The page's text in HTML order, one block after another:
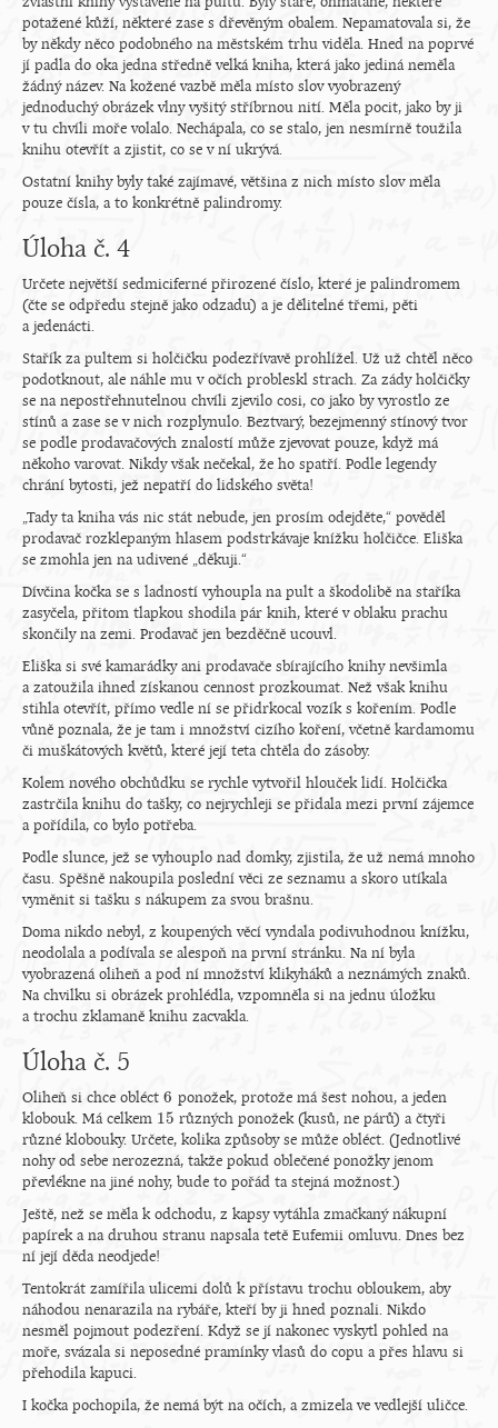
potažené kůží, některé zase s dřevěným obalem. Nepamatovala si, že
by někdy něco podobného na městském trhu viděla. Hned na poprvé
jí padla do oka jedna středně velká kniha, která jako jediná neměla
žádný název. Na kožené vazbě měla místo slov vyobrazený
jednoduchý obrázek vlny vyšitý stříbrnou nití. Měla pocit, jako by ji
v tu chvíli moře volalo. Nechápala, co se stalo, jen nesmírně toužila
knihu otevřít a zjistit, co se v ní ukrývá.
Ostatní knihy byly také zajímavé, většina z nich místo slov měla
pouze čísla, a to konkrétně palindromy.
Úloha č. 4
Určete největší sedmiciferné přirozené číslo, které je palindromem
(čte se odpředu stejně jako odzadu) a je dělitelné třemi, pěti
a jedenácti.
Stařík za pultem si holčičku podezřívavě prohlížel. Už už chtěl něco
podotknout, ale náhle mu v očích probleskl strach. Za zády holčičky
se na nepostřehnutelnou chvíli zjevilo cosi, co jako by vyrostlo ze
stínů a zase se v nich rozplynulo. Beztvarý, bezejmenný stínový tvor
se podle prodavačových znalostí může zjevovat pouze, když má
někoho varovat. Nikdy však nečekal, že ho spatří. Podle legendy
chrání bytosti, jež nepatří do lidského světa!
„Tady ta kniha vás nic stát nebude, jen prosím odejděte,“ pověděl
prodavač rozklepaným hlasem podstrkávaje knížku holčičce. Eliška
se zmohla jen na udivené „děkuji.“
Dívčina kočka se s ladností vyhoupla na pult a škodolibě na staříka
zasyčela, přitom tlapkou shodila pár knih, které v oblaku prachu
skončily na zemi. Prodavač jen bezděčně ucouvl.
Eliška si své kamarádky ani prodavače sbírajícího knihy nevšimla
a zatoužila ihned získanou cennost prozkoumat. Než však knihu
stihla otevřít, přímo vedle ní se přidrkocal vozík s kořením. Podle
vůně poznala, že je tam i množství cizího koření, včetně kardamomu
či muškátových květů, které její teta chtěla do zásoby.
Kolem nového obchůdku se rychle vytvořil hlouček lidí. Holčička
zastrčila knihu do tašky, co nejrychleji se přidala mezi první zájemce
a pořídila, co bylo potřeba.
Podle slunce, jež se vyhouplo nad domky, zjistila, že už nemá mnoho
času. Spěšně nakoupila poslední věci ze seznamu a skoro utíkala
vyměnit si tašku s nákupem za svou brašnu.
Doma nikdo nebyl, z koupených věcí vyndala podivuhodnou knížku,
neodolala a podívala se alespoň na první stránku. Na ní byla
vyobrazená oliheň a pod ní množství klikyháků a neznámých znaků.
Na chvilku si obrázek prohlédla, vzpomněla si na jednu úložku
a trochu zklamaně knihu zacvakla.
Úloha č. 5
Oliheň si chce obléct 6
6 ponožek, protože má šest nohou, a jeden
klobouk. Má celkem 15
15 různých ponožek (kusů, ne párů) a čtyři
různé klobouky. Určete, kolika způsoby se může obléct. (Jednotlivé
nohy od sebe nerozezná, takže pokud oblečené ponožky jenom
převlékne na jiné nohy, bude to pořád ta stejná možnost.)
Ještě, než se měla k odchodu, z kapsy vytáhla zmačkaný nákupní
papírek a na druhou stranu napsala tetě Eufemii omluvu. Dnes bez
ní její děda neodjede!
Tentokrát zamířila ulicemi dolů k přístavu trochu obloukem, aby
náhodou nenarazila na rybáře, kteří by ji hned poznali. Nikdo
nesměl pojmout podezření. Když se jí nakonec vyskytl pohled na
moře, svázala si neposedné pramínky vlasů do copu a přes hlavu si
přehodila kapuci.
I kočka pochopila, že nemá být na očích, a zmizela ve vedlejší uličce.